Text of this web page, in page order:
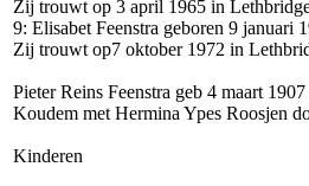
Zij trouwt op 3 april 1965 in
9: Elisabet Feenstra geboren 9 januari
Zij trouwt op7 oktober 1972 in
Pieter Reins Feenstra geb 4 maart
Koudem met Hermina Ypes Roosjen
Kinderen